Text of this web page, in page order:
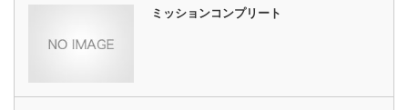
ミッションコンプリート